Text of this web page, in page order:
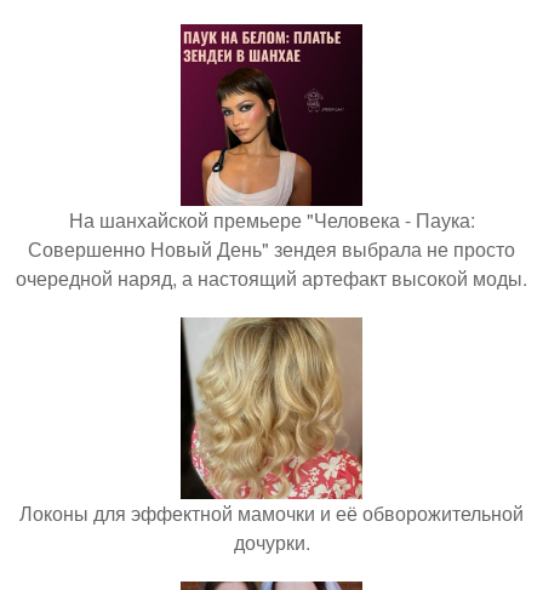
На шанхайской премьере "Человека - Паука:
Совершенно Новый День" зендея выбрала не просто
очередной наряд, а настоящий артефакт высокой моды.
Локоны для эффектной мамочки и её обворожительной
дочурки.